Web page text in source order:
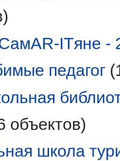
ITяне -
педагог
объектов)
школа